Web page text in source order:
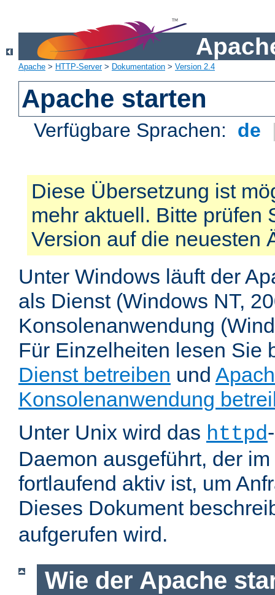
Apache > HTTP-Server> Dokumentation > Version 2.4
Apache starten
Verfügbare Sprachen: de
Diese Übersetzung ist
mehr aktuell. Bitte prüfen
Version auf die neuesten
Unter Windows läuft der
als Dienst (Windows NT,
Konsolenanwendung
Für Einzelheiten lesen Sie
Dienst betreiben und
Konsolenanwendung
Unter Unix wird das httpd
Daemon ausgeführt, der
fortlaufend aktiv ist, um
Dieses Dokument
aufgerufen wird.
Wie der Apache